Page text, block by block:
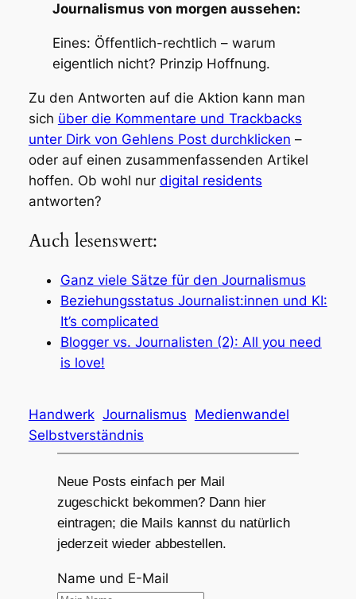
Journalismus von morgen aussehen:
Eines: Öffentlich-rechtlich – warum
eigentlich nicht? Prinzip Hoffnung.
Zu den Antworten auf die Aktion kann man
sich über die Kommentare und Trackbacks
unter Dirk von Gehlens Post durchklicken –
oder auf einen zusammenfassenden Artikel
hoffen. Ob wohl nur digital residents
antworten?
Auch lesenswert:
Ganz viele Sätze für den Journalismus
Beziehungsstatus Journalist:innen und KI:
It’s complicated
Blogger vs. Journalisten (2): All you need
is love!
Handwerk Journalismus Medienwandel
Selbstverständnis
Neue Posts einfach per Mail
zugeschickt bekommen? Dann hier
eintragen; die Mails kannst du natürlich
jederzeit wieder abbestellen.
Name und E-Mail